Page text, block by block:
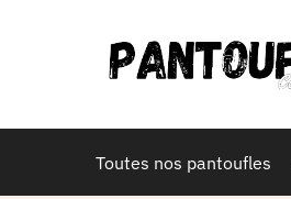
Toutes nos pantoufles